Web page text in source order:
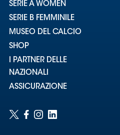
SERIE A WOMEN
SERIE B FEMMINILE
MUSEO DEL CALCIO
SHOP
I PARTNER DELLE
NAZIONALI
ASSICURAZIONE